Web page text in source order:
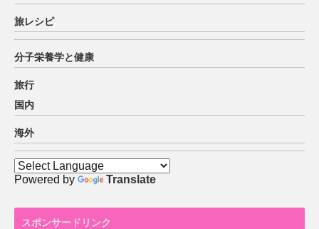
旅レシピ
分子栄養学と健康
旅行
国内
海外
Powered by Translate
スポンサードリンク